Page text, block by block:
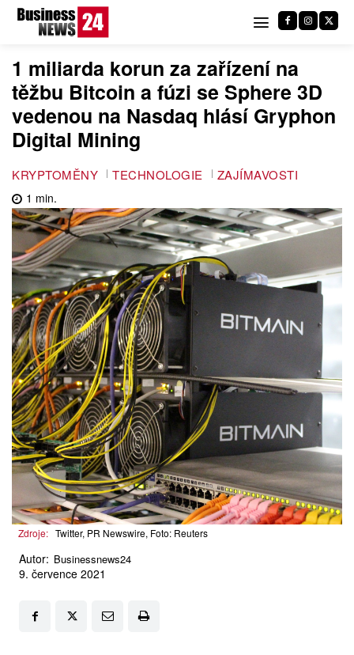
1 miliarda korun za zařízení na
těžbu Bitcoin a fúzi se Sphere 3D
vedenou na Nasdaq hlásí Gryphon
Digital Mining
KRYPTOMĚNY TECHNOLOGIE ZAJÍMAVOSTI
1 min.
Zdroje: Twitter, PR Newswire, Foto: Reuters
Autor: Businessnews24
9. července 2021